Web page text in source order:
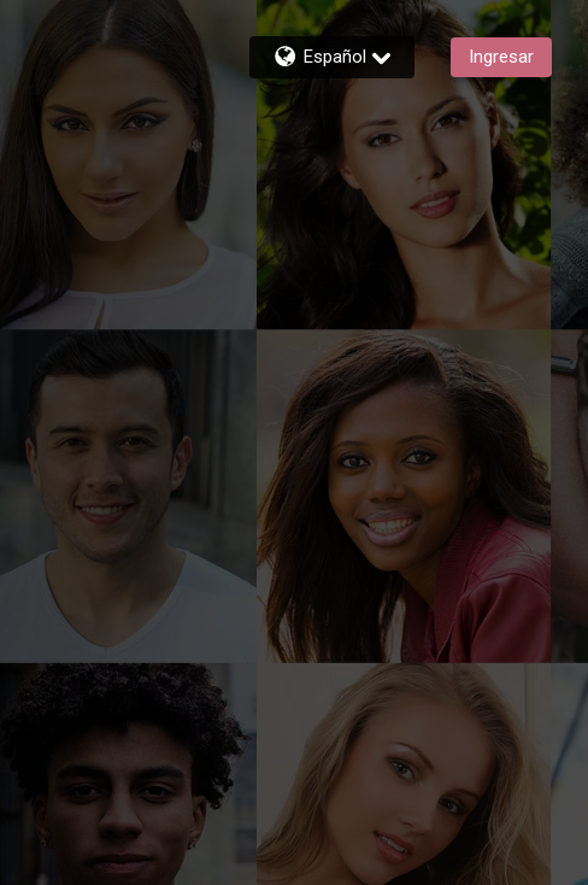
Español Ingresar